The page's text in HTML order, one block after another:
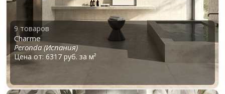
9 товаров
Charme
Peronda (Испания)
Цена от: 6317 руб. за м²